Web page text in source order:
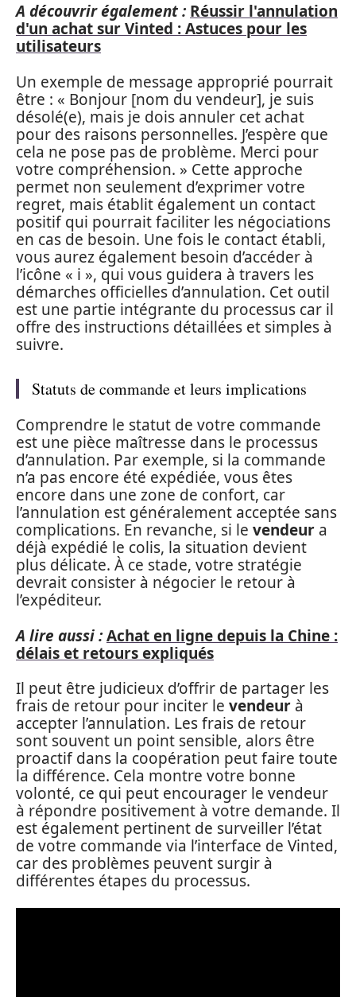
A découvrir également : Réussir l'annulation
d'un achat sur Vinted : Astuces pour les
utilisateurs
Un exemple de message approprié pourrait
être : « Bonjour [nom du vendeur], je suis
désolé(e), mais je dois annuler cet achat
pour des raisons personnelles. J’espère que
cela ne pose pas de problème. Merci pour
votre compréhension. » Cette approche
permet non seulement d’exprimer votre
regret, mais établit également un contact
positif qui pourrait faciliter les négociations
en cas de besoin. Une fois le contact établi,
vous aurez également besoin d’accéder à
l’icône « i », qui vous guidera à travers les
démarches officielles d’annulation. Cet outil
est une partie intégrante du processus car il
offre des instructions détaillées et simples à
suivre.
Statuts de commande et leurs implications
Comprendre le statut de votre commande
est une pièce maîtresse dans le processus
d’annulation. Par exemple, si la commande
n’a pas encore été expédiée, vous êtes
encore dans une zone de confort, car
l’annulation est généralement acceptée sans
complications. En revanche, si le vendeur a
déjà expédié le colis, la situation devient
plus délicate. À ce stade, votre stratégie
devrait consister à négocier le retour à
l’expéditeur.
A lire aussi :Achat en ligne depuis la Chine :
délais et retours expliqués
Il peut être judicieux d’offrir de partager les
frais de retour pour inciter le vendeur à
accepter l’annulation. Les frais de retour
sont souvent un point sensible, alors être
proactif dans la coopération peut faire toute
la différence. Cela montre votre bonne
volonté, ce qui peut encourager le vendeur
à répondre positivement à votre demande. Il
est également pertinent de surveiller l’état
de votre commande via l’interface de Vinted,
car des problèmes peuvent surgir à
différentes étapes du processus.